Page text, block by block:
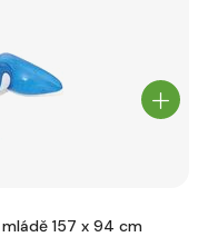
157 x 94 cm